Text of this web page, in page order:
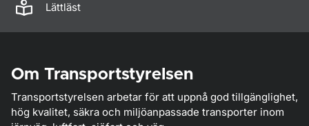
Lättläst
Om Transportstyrelsen
Transportstyrelsen arbetar för att uppnå god tillgänglighet,
hög kvalitet, säkra och miljöanpassade transporter inom